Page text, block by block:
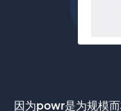
因为powr是为规模